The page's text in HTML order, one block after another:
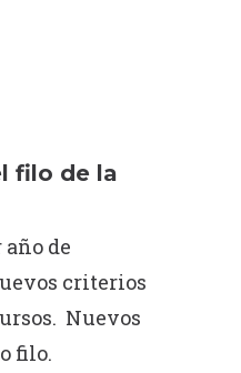
filo de la
de
criterios
Nuevos
filo.